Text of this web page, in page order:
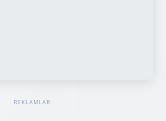
REKLAMLAR